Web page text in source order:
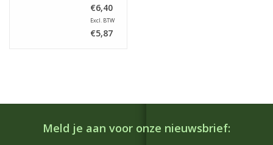
€6,40
Excl. BTW
€5,87
Meld je aan voor onze nieuwsbrief: